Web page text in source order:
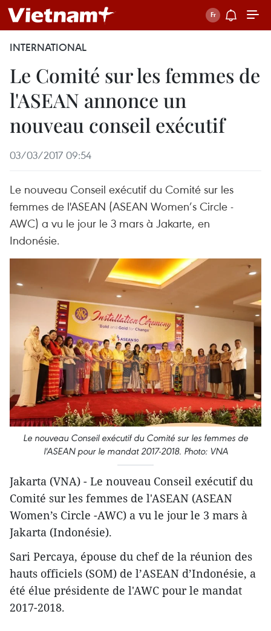
INTERNATIONAL
Le Comité sur les femmes de
l'ASEAN annonce un
nouveau conseil exécutif
03/03/2017 09:54
Le nouveau Conseil exécutif du Comité sur les
femmes de l'ASEAN (ASEAN Women’s Circle -
AWC) a vu le jour le 3 mars à Jakarte, en
Indonésie.
Le nouveau Conseil exécutif du Comité sur les femmes de
l'ASEAN pour le mandat 2017-2018. Photo: VNA
Jakarta (VNA) - Le nouveau Conseil exécutif du
Comité sur les femmes de l'ASEAN (ASEAN
Women’s Circle -AWC) a vu le jour le 3 mars à
Jakarta​ (Indonésie).
Sari Percaya, épouse du chef de la réunion des
hauts officiels (SOM) de l’ASEAN d’Indonésie, a
été élue présidente de l'AWC pour le mandat
2017-2018.